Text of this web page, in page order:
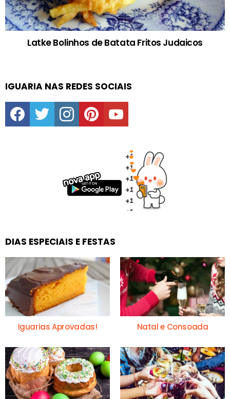
Latke Bolinhos de Batata Fritos Judaicos
IGUARIA NAS REDES SOCIAIS
facebooktwitter instagrampinterestyoutube
DIAS ESPECIAIS E FESTAS
Iguarias Aprovadas! Natal e Consoada